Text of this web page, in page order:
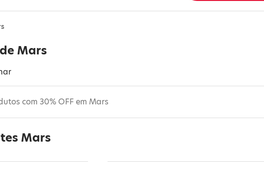
Mars
com 30% OFF em Mars
Mars